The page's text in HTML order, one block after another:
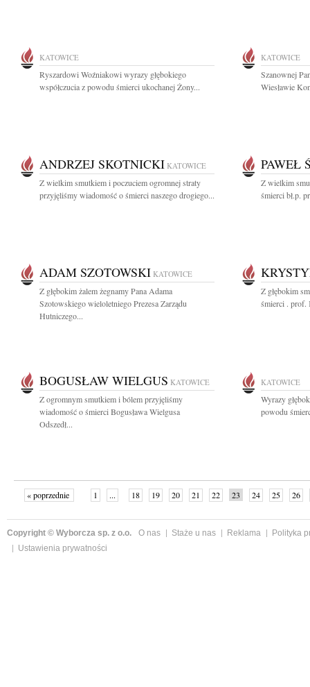
KATOWICE
Ryszardowi Woźniakowi wyrazy głębokiego
współczucia z powodu śmierci ukochanej Żony...
KATOWICE
Szanownej
Wiesławie
ANDRZEJ SKOTNICKI KATOWICE
Z wielkim smutkiem i poczuciem ogromnej straty
przyjęliśmy wiadomość o śmierci naszego drogiego...
PAWEŁ
Z wielkim
śmierci bł.p.
ADAM SZOTOWSKI KATOWICE
Z głębokim żalem żegnamy Pana Adama
Szotowskiego wieloletniego Prezesa Zarządu
Hutniczego...
Z głębokim
śmierci . prof.
BOGUSŁAW WIELGUS KATOWICE
Z ogromnym smutkiem i bólem przyjęliśmy
wiadomość o śmierci Bogusława Wielgusa
Odszedł...
KATOWICE
Wyrazy
powodu
« poprzednie 1 ... 18 19 20 21 22 23 24 25
26
Copyright © Wyborcza sp. z o.o. O nas Staże u nas Reklama
Polityka
Ustawienia prywatności